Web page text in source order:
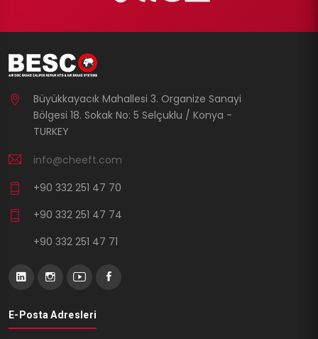
Büyükkayacık Mahallesi 3. Organize Sanayi
Bölgesi 18. Sokak No: 5 Selçuklu / Konya -
TURKEY
info@cheeft.com
+90 332 251 47 70
+90 332 251 47 74
+90 332 251 47 71
E-Posta Adresleri